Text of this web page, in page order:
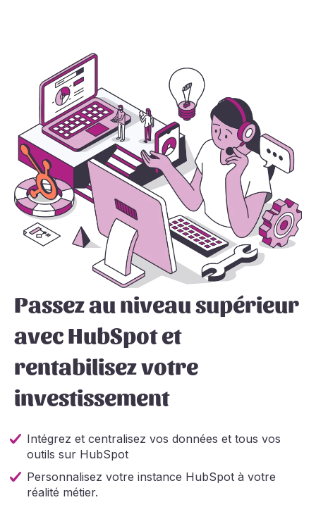
Passez au niveau supérieur
avec HubSpot et
rentabilisez votre
investissement
Intégrez et centralisez vos données et tous vos
outils sur HubSpot
Personnalisez votre instance HubSpot à votre
réalité métier.